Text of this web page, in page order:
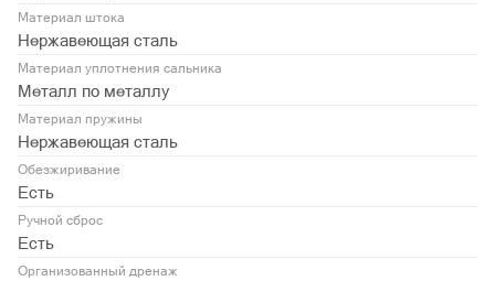
Материал штока
Нержавеющая сталь
Материал уплотнения сальника
Металл по металлу
Материал пружины
Нержавеющая сталь
Обезжиривание
Есть
Ручной сброс
Есть
Организованный дренаж